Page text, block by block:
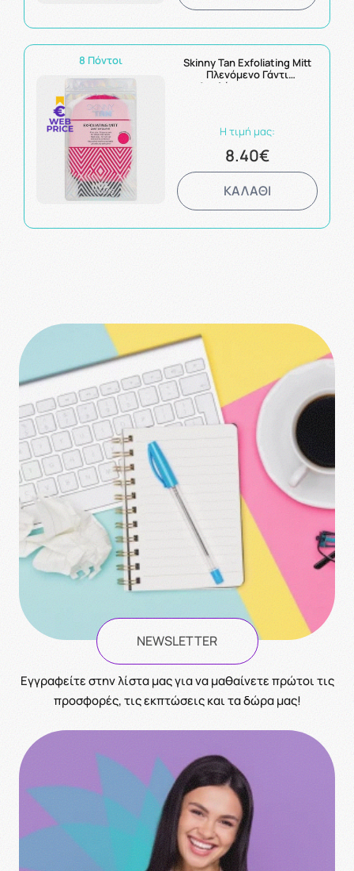
8 Πόντοι
Skinny Tan Exfoliating Mitt
Πλενόμενο Γάντι
Απολέπισης πριν το
Η τιμή μας:
8.40€
ΚΑΛΑΘΙ
NEWSLETTER
Eγγραφείτε στην λίστα μας για να μαθαίνετε πρώτοι τις
προσφορές, τις εκπτώσεις και τα δώρα μας!